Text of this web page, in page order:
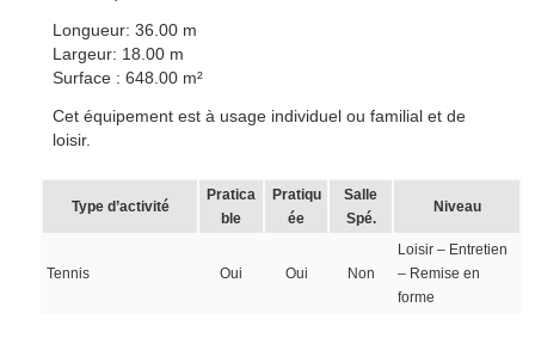
Longueur: 36.00 m
Largeur: 18.00 m
Surface : 648.00 m²
Cet équipement est à usage individuel ou familial et de
loisir.
Type d’activité
Pratica
ble
Pratiqu
ée
Salle
Spé.
Niveau
Tennis Oui Oui Non
Loisir – Entretien
– Remise en
forme